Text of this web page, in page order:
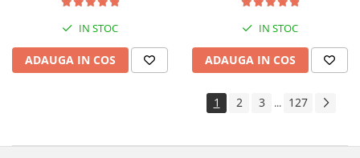
IN STOC
ADAUGA IN COS
IN STOC
ADAUGA IN COS
1 2 3 ... 127